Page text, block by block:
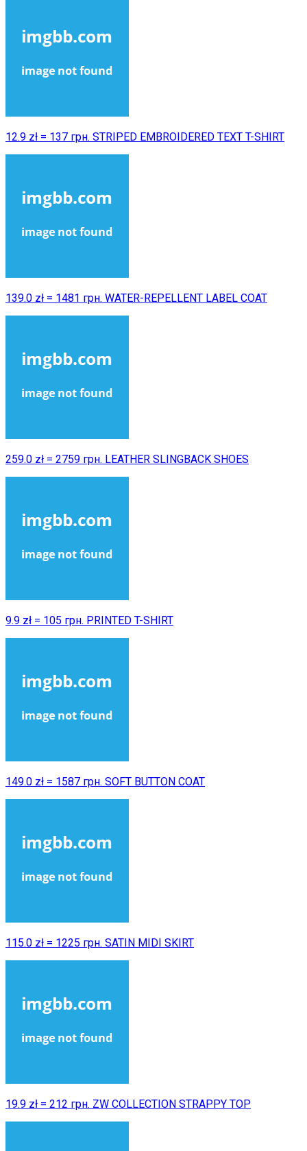
12.9 zł = 137 грн. STRIPED EMBROIDERED TEXT T-SHIRT
139.0 zł = 1481 грн. WATER-REPELLENT LABEL COAT
259.0 zł = 2759 грн. LEATHER SLINGBACK SHOES
9.9 zł = 105 грн. PRINTED T-SHIRT
149.0 zł = 1587 грн. SOFT BUTTON COAT
115.0 zł = 1225 грн. SATIN MIDI SKIRT
19.9 zł = 212 грн. ZW COLLECTION STRAPPY TOP